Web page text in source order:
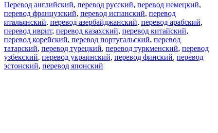
Перевод английский, перевод русский, перевод немецкий,
перевод французский, перевод испанский, перевод
итальянский, перевод азербайджанский, перевод арабский,
перевод иврит, перевод казахский, перевод китайский,
перевод корейский, перевод португальский, перевод
татарский, перевод турецкий, перевод туркменский, перевод
узбекский, перевод украинский, перевод финский, перевод
эстонский, перевод японский